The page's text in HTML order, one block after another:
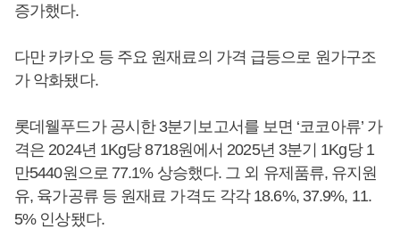
증가했다.
다만 카카오 등 주요 원재료의 가격 급등으로 원가구조
가 악화됐다.
롯데웰푸드가 공시한 3분기보고서를 보면 ‘코코아류’ 가
격은 2024년 1Kg당 8718원에서 2025년 3분기 1Kg당 1
만5440원으로 77.1% 상승했다. 그 외 유제품류, 유지원
유, 육가공류 등 원재료 가격도 각각 18.6%, 37.9%, 11.
5% 인상됐다.